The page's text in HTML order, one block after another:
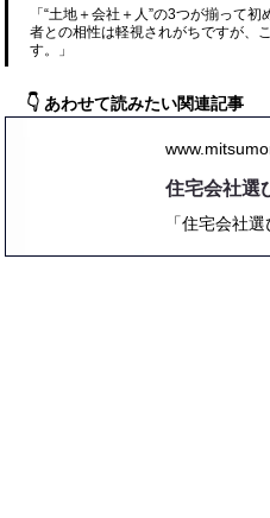
「“土地＋会社＋人”の3つが揃って
者との相性は軽視されがちですが、
す。」
👇 あわせて読みたい関連記事